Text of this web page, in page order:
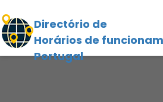
Directório de
Horários de
Portugal